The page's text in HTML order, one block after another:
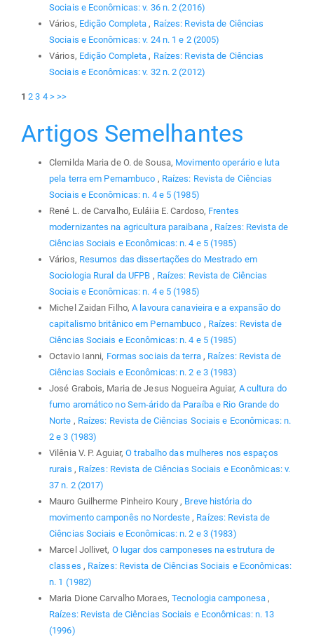
Sociais e Econômicas: v. 36 n. 2 (2016)
Vários, Edição Completa, Raízes: Revista de Ciências
Sociais e Econômicas: v. 24 n. 1 e 2 (2005)
Vários, Edição Completa, Raízes: Revista de Ciências
Sociais e Econômicas: v. 32 n. 2 (2012)
1 2 3 4 > >>
Artigos Semelhantes
Clemilda Maria de O. de Sousa, Movimento operário e luta
pela terra em Pernambuco , Raízes: Revista de Ciências
Sociais e Econômicas: n. 4 e 5 (1985)
René L. de Carvalho, Euláiia E. Cardoso, Frentes
modernizantes na agricultura paraibana , Raízes: Revista de
Ciências Sociais e Econômicas: n. 4 e 5 (1985)
Vários, Resumos das dissertações do Mestrado em
Sociologia Rural da UFPB , Raízes: Revista de Ciências
Sociais e Econômicas: n. 4 e 5 (1985)
Michel Zaidan Filho,A lavoura canavieira e a expansão do
capitalismo britânico em Pernambuco , Raízes: Revista de
Ciências Sociais e Econômicas: n. 4 e 5 (1985)
Octavio Ianni, Formas sociais da terra , Raízes: Revista de
Ciências Sociais e Econômicas: n. 2 e 3 (1983)
José Grabois, Maria de Jesus Nogueira Aguiar, A cultura do
fumo aromático no Sem-árido da Paraíba e Rio Grande do
Norte , Raízes: Revista de Ciências Sociais e Econômicas: n.
2 e 3 (1983)
Vilênia V. P. Aguiar,O trabalho das mulheres nos espaços
rurais , Raízes: Revista de Ciências Sociais e Econômicas: v.
37 n. 2 (2017)
Mauro Guilherme Pinheiro Koury , Breve história do
movimento camponês no Nordeste, Raízes: Revista de
Ciências Sociais e Econômicas: n. 2 e 3 (1983)
Marcel Jollivet, O lugar dos camponeses na estrutura de
classes , Raízes: Revista de Ciências Sociais e Econômicas:
n. 1 (1982)
Maria Dione Carvalho Moraes, Tecnologia camponesa,
Raízes: Revista de Ciências Sociais e Econômicas: n. 13
(1996)